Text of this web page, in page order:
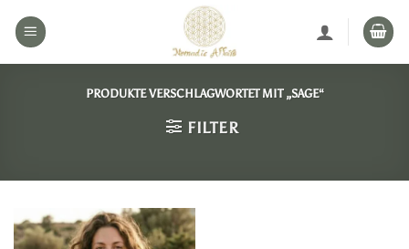
Inhalt
PRODUKTE VERSCHLAGWORTET MIT „SAGE“
FILTER